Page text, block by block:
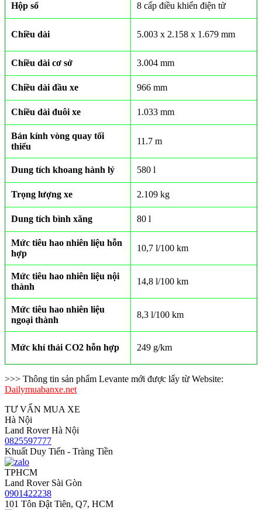
Hộp số 8 cấp điều khiển điện tử
Chiều dài 5.003 x 2.158 x 1.679 mm
Chiều dài cơ sở 3.004 mm
Chiều dài đầu xe 966 mm
Chiều dài đuôi xe 1.033 mm
Bán kính vòng quay tối
thiểu
11.7 m
Dung tích khoang hành lý 580 l
Trọng lượng xe 2.109 kg
Dung tích bình xăng 80 l
Mức tiêu hao nhiên liệu hỗn
hợp
10,7 l/100 km
Mức tiêu hao nhiên liệu nội
thành
14,8 l/100 km
Mức tiêu hao nhiên liệu
ngoại thành
8,3 l/100 km
Mức khí thải CO2 hỗn hợp 249 g/km
>>> Thông tin sản phẩm Levante mới được lấy từ Website:
Dailymuabanxe.net
TƯ VẤN MUA XE
Hà Nội
Land Rover Hà Nội
0825597777
Khuất Duy Tiến - Tràng Tiền
TPHCM
Land Rover Sài Gòn
0901422238
101 Tôn Đật Tiên, Q7, HCM